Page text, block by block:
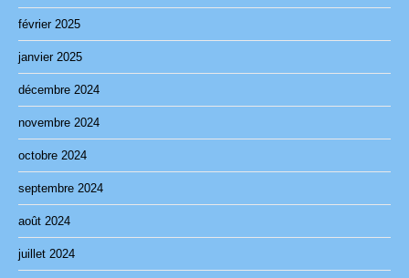
février 2025
janvier 2025
décembre 2024
novembre 2024
octobre 2024
septembre 2024
août 2024
juillet 2024